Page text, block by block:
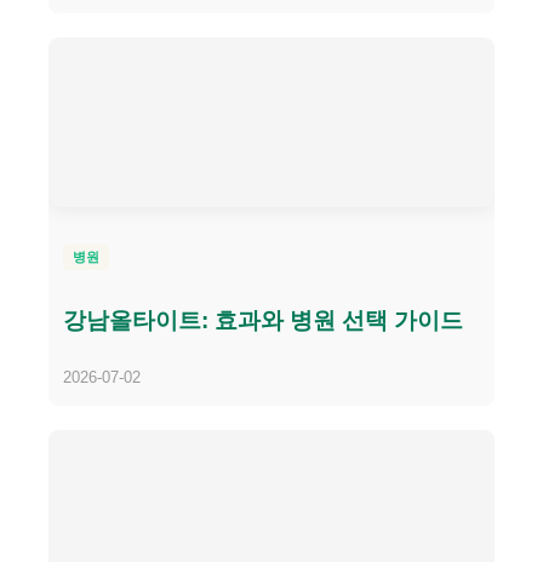
병원
강남올타이트: 효과와 병원 선택 가이드
2026-07-02